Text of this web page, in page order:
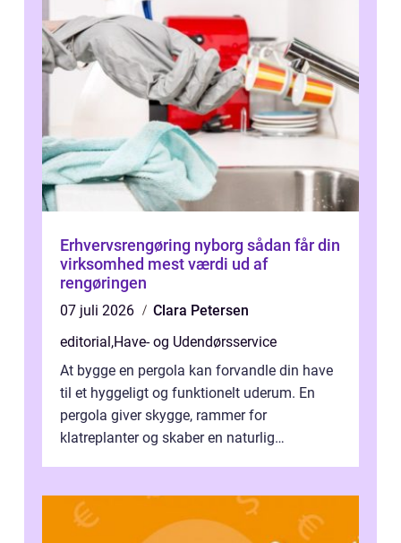
Erhvervsrengøring nyborg sådan får din
virksomhed mest værdi ud af
rengøringen
07 juli 2026
Clara Petersen
editorial ,Have- og Udendørsservice
At bygge en pergola kan forvandle din have
til et hyggeligt og funktionelt uderum. En
pergola giver skygge, rammer for
klatreplanter og skaber en naturlig